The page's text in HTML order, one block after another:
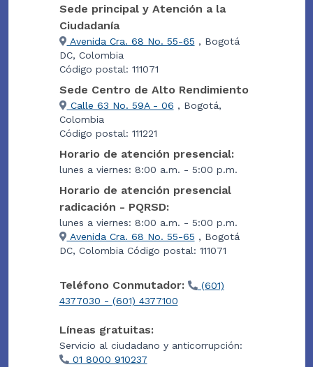
Sede principal y Atención a la
Ciudadanía
Avenida Cra. 68 No. 55-65 , Bogotá
DC, Colombia
Código postal: 111071
Sede Centro de Alto Rendimiento
Calle 63 No. 59A - 06 , Bogotá,
Colombia
Código postal: 111221
Horario de atención presencial:
lunes a viernes: 8:00 a.m. - 5:00 p.m.
Horario de atención presencial
radicación - PQRSD:
lunes a viernes: 8:00 a.m. - 5:00 p.m.
Avenida Cra. 68 No. 55-65 , Bogotá
DC, Colombia Código postal: 111071
Teléfono Conmutador:
(601)
4377030 - (601) 4377100
Líneas gratuitas:
Servicio al ciudadano y anticorrupción:
01 8000 910237